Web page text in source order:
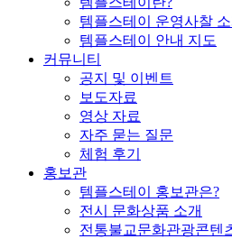
템플스테이 운영사찰 소
템플스테이 안내 지도
커뮤니티
공지 및 이벤트
보도자료
영상 자료
자주 묻는 질문
체험 후기
홍보관
템플스테이 홍보관은?
전시 문화상품 소개
전통불교문화관광콘텐